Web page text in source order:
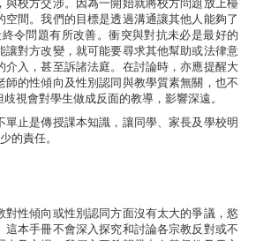
間。我們的目標是透過溝通讓其他人能夠了
令問題有所改善。衝突與對抗未必是最好的
讓對方改變，就可能要尋求其他幫助或法律意
介入，甚至訴諸法庭。在討論時，亦應提醒大
師的性傾向及性別認同與教學質素無關，也不
視會對學生做成反面的教導，影響深遠。
單止是傳授課本知識，讓同學、家長及學校明
的責任。
對性傾向或性別認同方面沒有太大的爭議，慾
這本手冊不會深入探究和討論各宗教反對或不